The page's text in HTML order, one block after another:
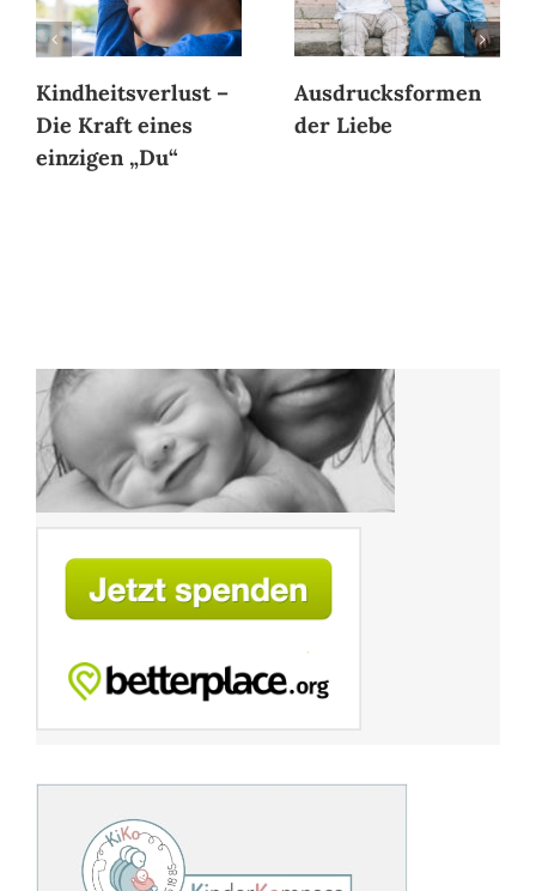
Kindheitsverlust –
Die Kraft eines
einzigen „Du“
Ausdrucksformen
der Liebe